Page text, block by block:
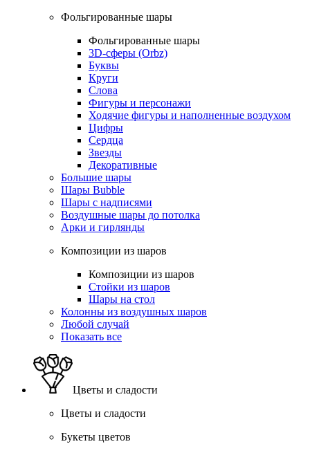
Фольгированные шары
Фольгированные шары
3D-сферы (Orbz)
Буквы
Круги
Слова
Фигуры и персонажи
Ходячие фигуры и наполненные воздухом
Цифры
Сердца
Звезды
Декоративные
Большие шары
Шары Bubble
Шары с надписями
Воздушные шары до потолка
Арки и гирлянды
Композиции из шаров
Композиции из шаров
Стойки из шаров
Шары на стол
Колонны из воздушных шаров
Любой случай
Показать все
Цветы и сладости
Цветы и сладости
Букеты цветов